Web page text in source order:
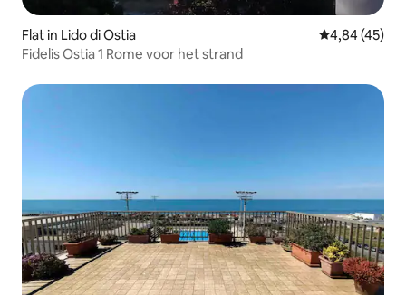
Flat in Lido di Ostia Gemiddelde
4,84 (45)
Fidelis Ostia 1 Rome voor het strand